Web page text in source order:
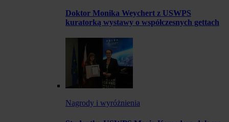
Doktor Monika Weychert z USWPS
kuratorką wystawy o współczesnych gettach
Nagrody i wyróżnienia